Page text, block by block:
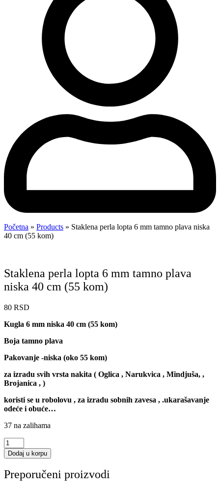
Početna » Products » Staklena perla lopta 6 mm tamno plava niska
40 cm (55 kom)
Staklena perla lopta 6 mm tamno plava
niska 40 cm (55 kom)
80 RSD
Kugla 6 mm niska 40 cm (55 kom)
Boja tamno plava
Pakovanje -niska (oko 55 kom)
za izradu svih vrsta nakita ( Oglica , Narukvica , Mindjuša, ,
Brojanica , )
koristi se u robolovu , za izradu sobnih zavesa , .ukarašavanje
odeće i obuće…
37 na zalihama
Staklena
perla
lopta
mm
Dodaj u korpu
Preporučeni proizvodi